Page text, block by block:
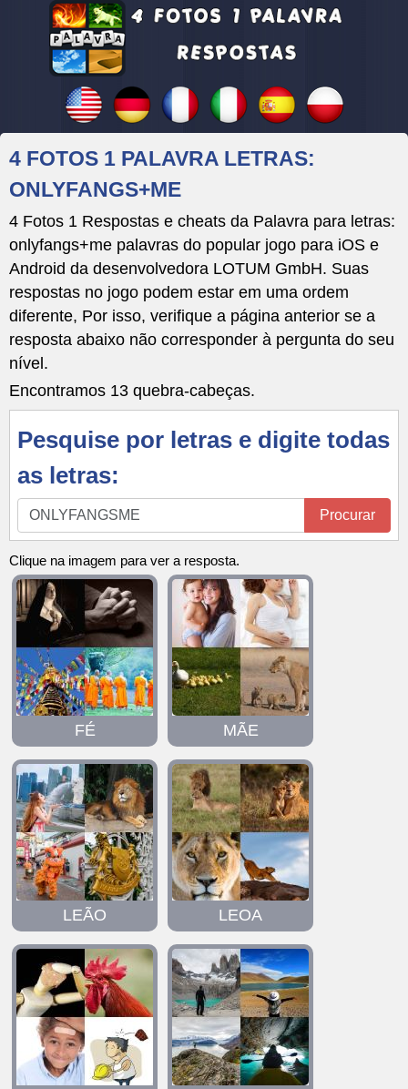
4 FOTOS 1 PALAVRA LETRAS:
ONLYFANGS+ME
4 Fotos 1 Respostas e cheats da Palavra para letras:
onlyfangs+me palavras do popular jogo para iOS e
Android da desenvolvedora LOTUM GmbH. Suas
respostas no jogo podem estar em uma ordem
diferente, Por isso, verifique a página anterior se a
resposta abaixo não corresponder à pergunta do seu
nível.
Encontramos 13 quebra-cabeças.
Pesquise por letras e digite todas
as letras:
Pesquise
por
letras
e
digite
todas
as
letras:
Procurar
Clique na imagem para ver a resposta.
FÉ MÃE
LEÃO LEOA